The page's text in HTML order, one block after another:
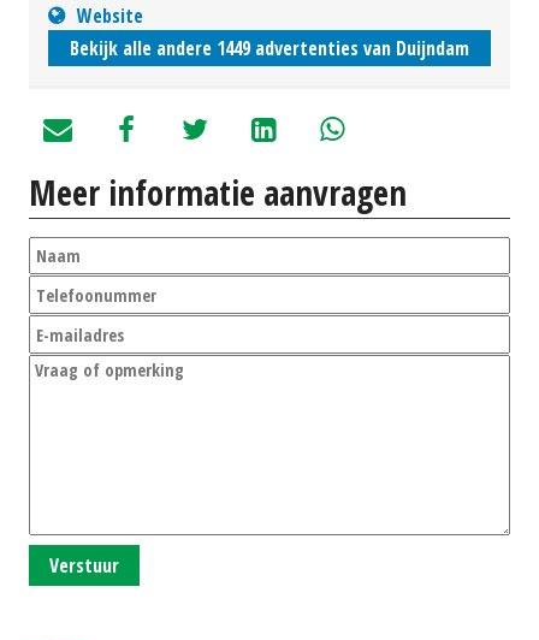
Website
Bekijk alle andere 1449 advertenties van Duijndam
Meer informatie aanvragen
Verstuur